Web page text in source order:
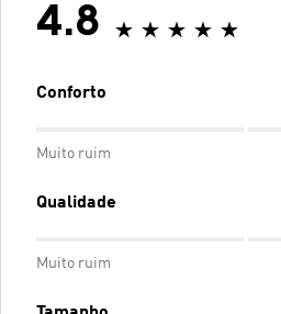
4.8
Conforto
Muito ruim
Qualidade
Muito ruim